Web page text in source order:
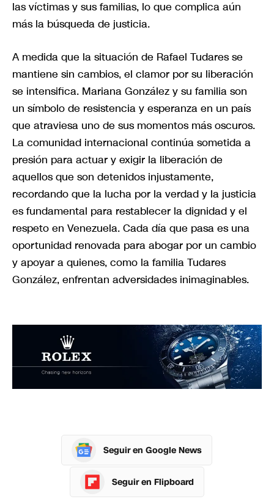
las víctimas y sus familias, lo que complica aún
más la búsqueda de justicia.
A medida que la situación de Rafael Tudares se
mantiene sin cambios, el clamor por su liberación
se intensifica. Mariana González y su familia son
un símbolo de resistencia y esperanza en un país
que atraviesa uno de sus momentos más oscuros.
La comunidad internacional continúa sometida a
presión para actuar y exigir la liberación de
aquellos que son detenidos injustamente,
recordando que la lucha por la verdad y la justicia
es fundamental para restablecer la dignidad y el
respeto en Venezuela. Cada día que pasa es una
oportunidad renovada para abogar por un cambio
y apoyar a quienes, como la familia Tudares
González, enfrentan adversidades inimaginables.
Seguir en Google News
Seguir en Flipboard